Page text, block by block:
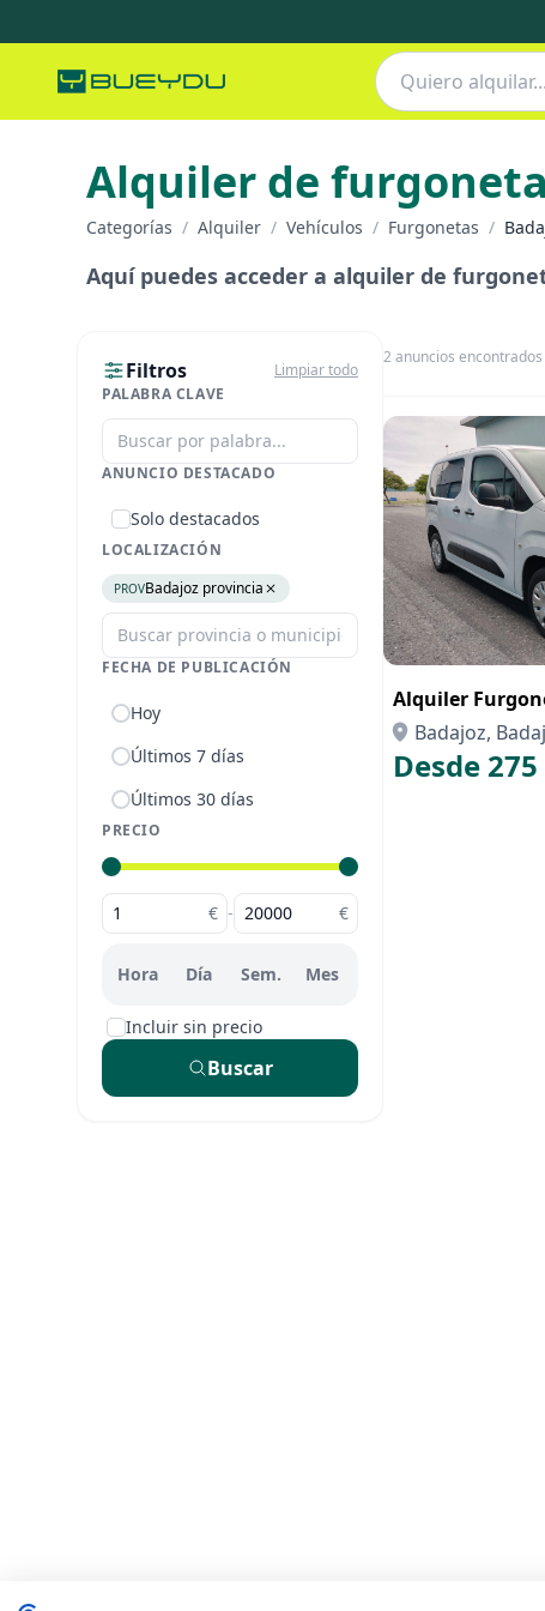
Alquiler de
Categorías / Alquiler / Vehículos / Furgonetas /
Aquí puedes acceder a alquiler de
Filtros
Limpiar todo
PALABRA CLAVE
ANUNCIO DESTACADO
Solo destacados
LOCALIZACIÓN
PROVBadajoz provincia
FECHA DE PUBLICACIÓN
Hoy
Últimos 7 días
Últimos 30 días
PRECIO
€ - €
Hora Día Sem. Mes
Incluir sin precio
Buscar
2 anuncios encontrados
Alquiler
Badajoz,
Desde 275